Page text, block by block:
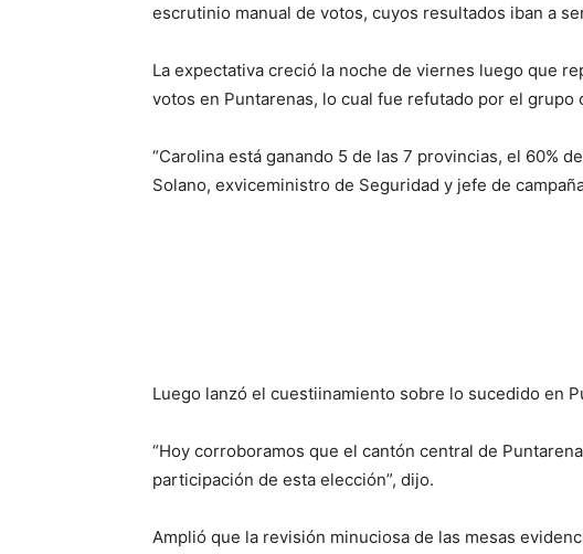
escrutinio manual de votos, cuyos resultados iban a
La expectativa creció la noche de viernes luego que
votos en Puntarenas, lo cual fue refutado por el grupo
“Carolina está ganando 5 de las 7 provincias, el 60%
Solano, exviceministro de Seguridad y jefe de
Luego lanzó el cuestiinamiento sobre lo sucedido en
“Hoy corroboramos que el cantón central de
participación de esta elección”, dijo.
Amplió que la revisión minuciosa de las mesas